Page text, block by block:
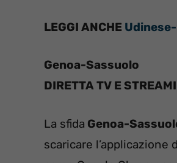
LEGGI ANCHE
Genoa-Sassuolo
DIRETTA TV E
La sfida Genoa-
scaricare l’applicazione